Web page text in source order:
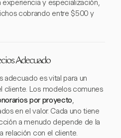
experiencia y especialización,
cobrando entre $500 y
Adecuado
adecuado es vital para un
cliente. Los modelos comunes
por proyecto,
en el valor. Cada uno tiene
a menudo depende de la
relación con el cliente.